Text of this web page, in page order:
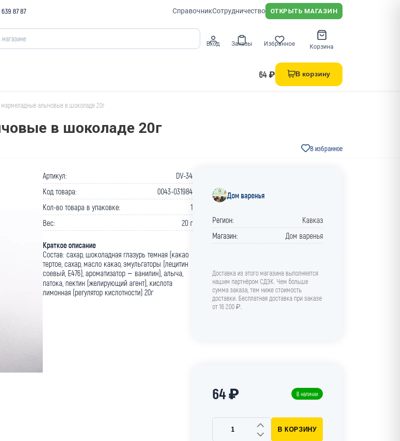
87 87 СправочникСотрудничество ОТКРЫТЬ МАГАЗИН
Вход Заказы Избранное Корзина
64 ₽ В корзину
алычовые в шоколаде 20г
в шоколаде 20г
В избранное
Артикул:
DV-34
Код товара:
0043-031984
Кол-во товара в упаковке:
1
Вес:
20 г
Краткое описание
Состав: сахар, шоколадная глазурь темная (какао
тертое, сахар, масло какао, эмульгаторы (лецитин
соевый, Е476), ароматизатор – ванилин), алыча,
патока, пектин (желирующий агент), кислота
лимонная (регулятор кислотности) 20г
Дом варенья
Регион:
Кавказ
Магазин:
Дом варенья
Доставка из этого магазина выполняется
нашим партнёром СДЭК. Чем больше
сумма заказа, тем ниже стоимость
доставки. Бесплатная доставка при заказе
от 16 200 ₽.
64 ₽ В наличии
В КОРЗИНУ